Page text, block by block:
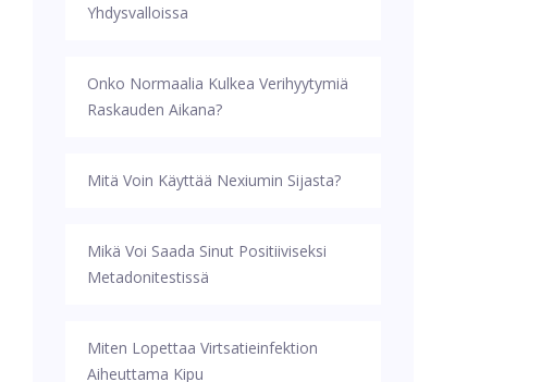
Yhdysvalloissa
Onko Normaalia Kulkea Verihyytymiä
Raskauden Aikana?
Mitä Voin Käyttää Nexiumin Sijasta?
Mikä Voi Saada Sinut Positiiviseksi
Metadonitestissä
Miten Lopettaa Virtsatieinfektion
Aiheuttama Kipu